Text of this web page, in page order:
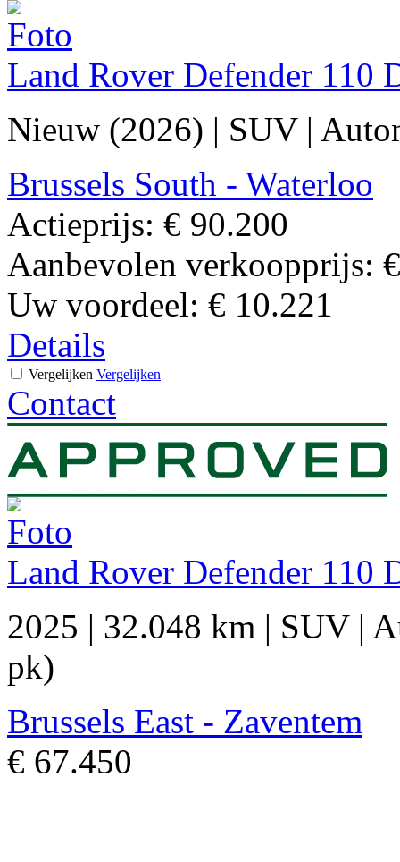
Land Rover Defender 110
Nieuw (2026) | SUV|
Brussels South - Waterloo
Actieprijs: € 90.200
Aanbevolen verkoopprijs:
Uw voordeel: € 10.221
Details
Vergelijken Vergelijken
Contact
Land Rover Defender 110
2025 | 32.048 km | SUV|
pk)
Brussels East - Zaventem
€ 67.450